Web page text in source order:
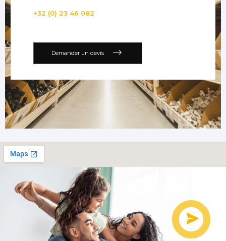
+32 (0) 23 46 082
Demander un devis